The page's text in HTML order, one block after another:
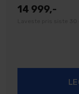
14 999,-